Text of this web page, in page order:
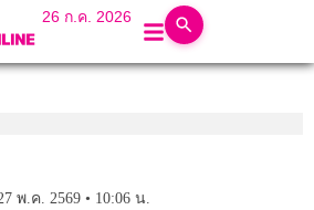
26 ก.ค. 2026
พ.ค. 2569 • 10:06 น.